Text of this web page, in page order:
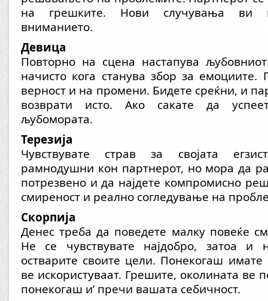
на грешките. Нови случувања ви
вниманието.
Девица
Повторно на сцена настапува
начисто кога станува збор за емоциите.
верност и на промени. Бидете среќни, и
возврати исто. Ако сакате да
љубомората.
Терезија
Чувствувате страв за својата
рамнодушни кон партнерот, но мора да
потрезвено и да најдете компромисно
смиреност и реално согледување на
Скорпија
Денес треба да поведете малку повеќе
Не се чувствувате најдобро, затоа
остварите своите цели. Понекогаш имате
ве искористуваат. Грешите, околината ве
понекогаш и’ пречи вашата себичност.